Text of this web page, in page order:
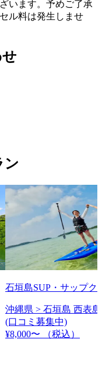
います。予めご了承
ル料は発生しませ
ン
石垣島SUP・サップク
沖縄県 > 石垣島 西表
(口コミ募集中)
¥8,000〜
（税込）